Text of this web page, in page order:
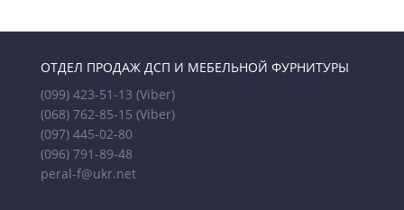
ОТДЕЛ ПРОДАЖ ДСП И МЕБЕЛЬНОЙ ФУРНИТУРЫ
(099) 423-51-13 (Viber)
(068) 762-85-15 (Viber)
(097) 445-02-80
(096) 791-89-48
peral-f@ukr.net